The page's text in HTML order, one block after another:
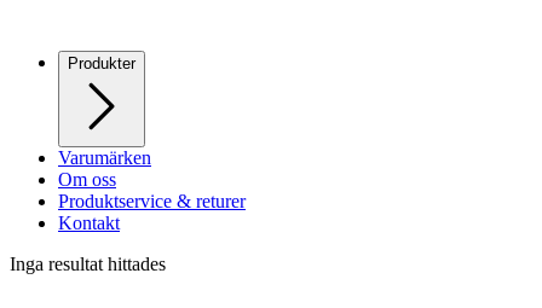
Produkter
Varumärken
Om oss
Produktservice & returer
Kontakt
Inga resultat hittades